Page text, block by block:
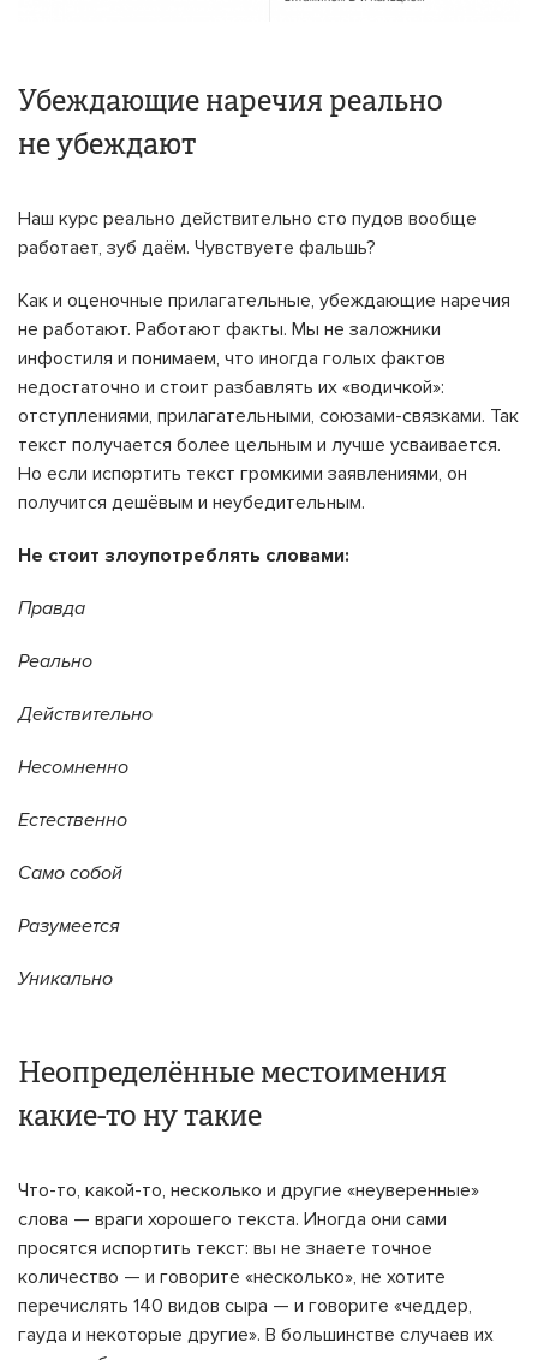
Убеждающие наречия реально
не убеждают
Наш курс реально действительно сто пудов вообще
работает, зуб даём. Чувствуете фальшь?
Как и оценочные прилагательные, убеждающие наречия
не работают. Работают факты. Мы не заложники
инфостиля и понимаем, что иногда голых фактов
недостаточно и стоит разбавлять их «водичкой»:
отступлениями, прилагательными, союзами-связками. Так
текст получается более цельным и лучше усваивается.
Но если испортить текст громкими заявлениями, он
получится дешёвым и неубедительным.
Не стоит злоупотреблять словами:
Правда
Реально
Действительно
Несомненно
Естественно
Само собой
Разумеется
Уникально
Неопределённые местоимения
какие-то ну такие
Что-то, какой-то, несколько и другие «неуверенные»
слова — враги хорошего текста. Иногда они сами
просятся испортить текст: вы не знаете точное
количество — и говорите «несколько», не хотите
перечислять 140 видов сыра — и говорите «чеддер,
гауда и некоторые другие». В большинстве случаев их